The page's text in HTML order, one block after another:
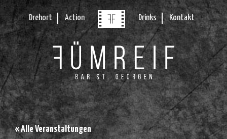
Drehort Action Drinks Kontakt
« Alle Veranstaltungen